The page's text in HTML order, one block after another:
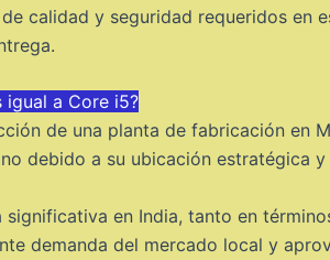
calidad y seguridad requeridos en
igual a Core i5?
de una planta de fabricación en
debido a su ubicación estratégica
en India, tanto en
demanda del mercado local y